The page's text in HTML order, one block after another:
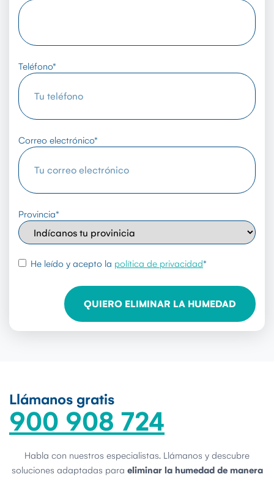
Teléfono*
Correo electrónico*
Provincia*
rgpd*
He leído y acepto la política de privacidad*
Llámanos gratis
900 908 724
Habla con nuestros especialistas. Llámanos y descubre
soluciones adaptadas para eliminar la humedad de manera